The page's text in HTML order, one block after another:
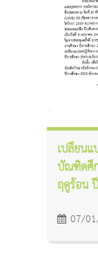
เปลี่ยน
บัณฑิตศึ
ฤดูร้อน
07/